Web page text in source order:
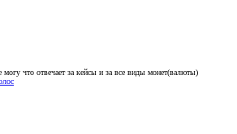
что отвечает за кейсы и за все виды монет(валюты)